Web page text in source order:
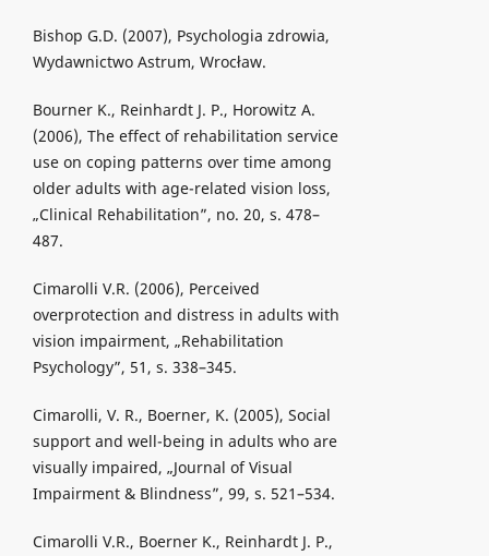
Bishop G.D. (2007), Psychologia zdrowia,
Wydawnictwo Astrum, Wrocław.
Bourner K., Reinhardt J. P., Horowitz A.
(2006), The effect of rehabilitation service
use on coping patterns over time among
older adults with age-related vision loss,
„Clinical Rehabilitation”, no. 20, s. 478–
487.
Cimarolli V.R. (2006), Perceived
overprotection and distress in adults with
vision impairment, „Rehabilitation
Psychology”, 51, s. 338–345.
Cimarolli, V. R., Boerner, K. (2005), Social
support and well-being in adults who are
visually impaired, „Journal of Visual
Impairment & Blindness”, 99, s. 521–534.
Cimarolli V.R., Boerner K., Reinhardt J. P.,